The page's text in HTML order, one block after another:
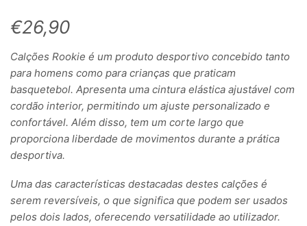
€26,90
Calções Rookie é um produto desportivo concebido tanto
para homens como para crianças que praticam
basquetebol. Apresenta uma cintura elástica ajustável com
cordão interior, permitindo um ajuste personalizado e
confortável. Além disso, tem um corte largo que
proporciona liberdade de movimentos durante a prática
desportiva.
Uma das características destacadas destes calções é
serem reversíveis, o que significa que podem ser usados
pelos dois lados, oferecendo versatilidade ao utilizador.